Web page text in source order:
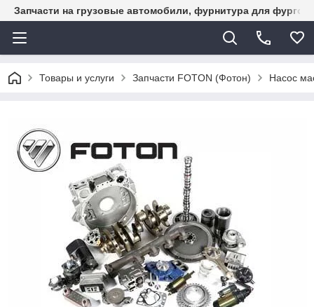
Запчасти на грузовые автомобили, фурнитура для
Товары и услуги Запчасти FOTON (Фотон) Насос